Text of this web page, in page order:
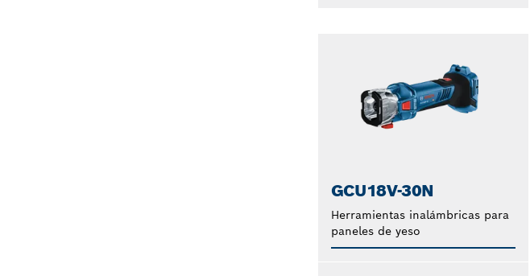
GCU18V-30N
Herramientas inalámbricas para
paneles de yeso